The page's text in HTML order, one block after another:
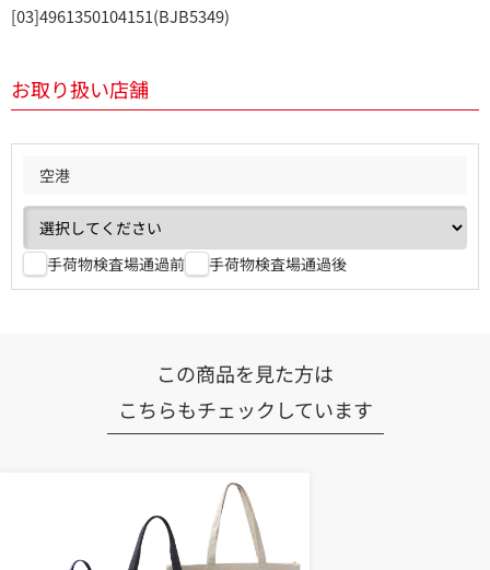
[03]4961350104151(BJB5349)
お取り扱い店舗
空港
手荷物検査場通過前 手荷物検査場通過後
この商品を見た方は
こちらもチェックしています